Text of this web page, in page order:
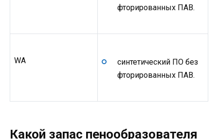
фторированных ПАВ.
WA
синтетический ПО без
фторированных ПАВ.
Какой запас пенообразователя